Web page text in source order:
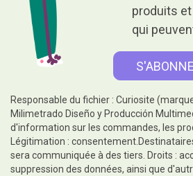
produits
qui
Responsable du fichier : Curiosite
Milimetrado Diseño y Producción
d'information sur les commandes, les
Légitimation :
sera communiquée à des tiers. Droits :
suppression des données, ainsi que